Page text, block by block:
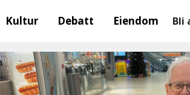
Kultur Debatt Eiendom Bli